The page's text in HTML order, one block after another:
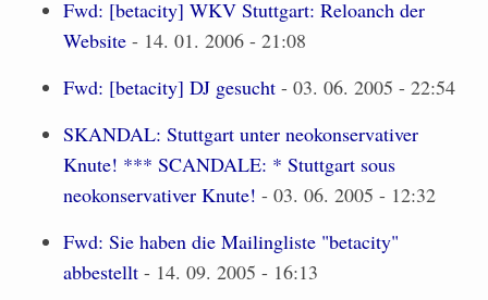
Fwd: [betacity] WKV Stuttgart: Reloanch der
Website - 14. 01. 2006 - 21:08
Fwd: [betacity] DJ gesucht - 03. 06. 2005 - 22:54
SKANDAL: Stuttgart unter neokonservativer
Knute! *** SCANDALE: * Stuttgart sous
neokonservativer Knute! - 03. 06. 2005 - 12:32
Fwd: Sie haben die Mailingliste "betacity"
abbestellt - 14. 09. 2005 - 16:13